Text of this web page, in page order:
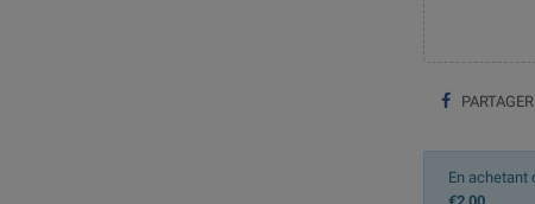
PARTAGER
En achetant